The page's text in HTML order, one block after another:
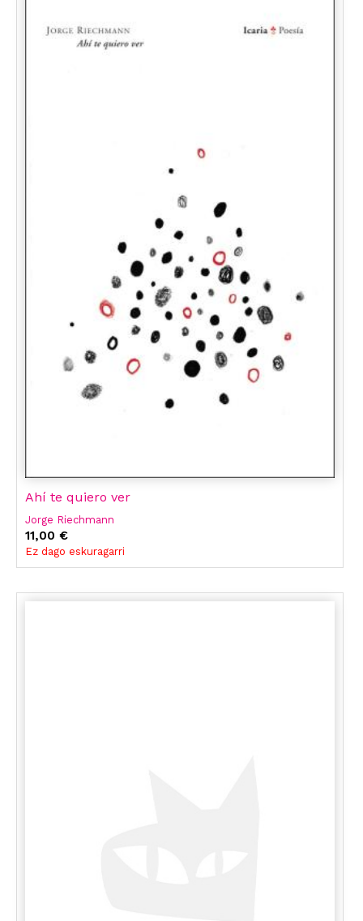
Ahí te quiero ver
Jorge Riechmann
11,00 €
Ez dago eskuragarri